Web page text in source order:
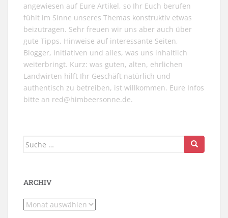
angewiesen auf Eure Artikel, so Ihr Euch berufen
fühlt im Sinne unseres Themas konstruktiv etwas
beizutragen. Sehr freuen wir uns aber auch über
gute Tipps, Hinweise auf interessante Seiten,
Blogger, Initiativen und alles, was uns inhaltlich
weiterbringt. Kurz: was guten, alten, ehrlichen
Landwirten hilft Ihr Geschäft natürlich und
authentisch zu betreiben, ist willkommen. Eure Infos
bitte an red@himbeersonne.de.
Suche
ARCHIV
Archiv